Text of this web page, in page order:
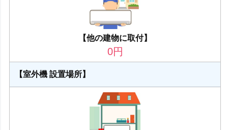
【他の建物に取付】
0円
【室外機 設置場所】